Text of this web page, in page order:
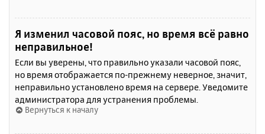
Я изменил часовой пояс, но время всё равно
неправильное!
Если вы уверены, что правильно указали часовой пояс,
но время отображается по-прежнему неверное, значит,
неправильно установлено время на сервере. Уведомите
администратора для устранения проблемы.
Вернуться к началу